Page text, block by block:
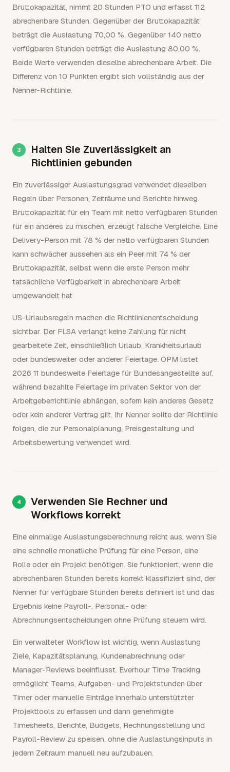
Bruttokapazität, nimmt 20 Stunden PTO und erfasst 112
abrechenbare Stunden. Gegenüber der Bruttokapazität
beträgt die Auslastung 70,00 %. Gegenüber 140 netto
verfügbaren Stunden beträgt die Auslastung 80,00 %.
Beide Werte verwenden dieselbe abrechenbare Arbeit. Die
Differenz von 10 Punkten ergibt sich vollständig aus der
Nenner-Richtlinie.
Halten Sie Zuverlässigkeit an
Richtlinien gebunden
Ein zuverlässiger Auslastungsgrad verwendet dieselben
Regeln über Personen, Zeiträume und Berichte hinweg.
Bruttokapazität für ein Team mit netto verfügbaren Stunden
für ein anderes zu mischen, erzeugt falsche Vergleiche. Eine
Delivery-Person mit 78 % der netto verfügbaren Stunden
kann schwächer aussehen als ein Peer mit 74 % der
Bruttokapazität, selbst wenn die erste Person mehr
tatsächliche Verfügbarkeit in abrechenbare Arbeit
umgewandelt hat.
US-Urlaubsregeln machen die Richtlinienentscheidung
sichtbar. Der FLSA verlangt keine Zahlung für nicht
gearbeitete Zeit, einschließlich Urlaub, Krankheitsurlaub
oder bundesweiter oder anderer Feiertage. OPM listet
2026 11 bundesweite Feiertage für Bundesangestellte auf,
während bezahlte Feiertage im privaten Sektor von der
Arbeitgeberrichtlinie abhängen, sofern kein anderes Gesetz
oder kein anderer Vertrag gilt. Ihr Nenner sollte der Richtlinie
folgen, die zur Personalplanung, Preisgestaltung und
Arbeitsbewertung verwendet wird.
Verwenden Sie Rechner und
Workflows korrekt
Eine einmalige Auslastungsberechnung reicht aus, wenn Sie
eine schnelle monatliche Prüfung für eine Person, eine
Rolle oder ein Projekt benötigen. Sie funktioniert, wenn die
abrechenbaren Stunden bereits korrekt klassifiziert sind, der
Nenner für verfügbare Stunden bereits definiert ist und das
Ergebnis keine Payroll-, Personal- oder
Abrechnungsentscheidungen ohne Prüfung steuern wird.
Ein verwalteter Workflow ist wichtig, wenn Auslastung
Ziele, Kapazitätsplanung, Kundenabrechnung oder
Manager-Reviews beeinflusst. Everhour Time Tracking
ermöglicht Teams, Aufgaben- und Projektstunden über
Timer oder manuelle Einträge innerhalb unterstützter
Projekttools zu erfassen und dann genehmigte
Timesheets, Berichte, Budgets, Rechnungsstellung und
Payroll-Review zu speisen, ohne die Auslastungsinputs in
jedem Zeitraum manuell neu aufzubauen.